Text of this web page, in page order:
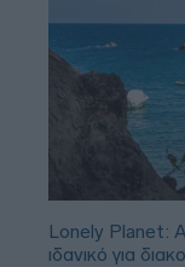
Lonely Planet:
ιδανικό για